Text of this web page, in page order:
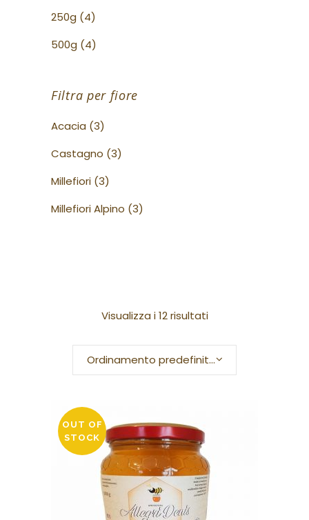
250g (4)
500g (4)
Filtra per fiore
Acacia (3)
Castagno (3)
Millefiori (3)
Millefiori Alpino (3)
Visualizza i 12 risultati
Ordinamento predefinito
OUT OF
STOCK